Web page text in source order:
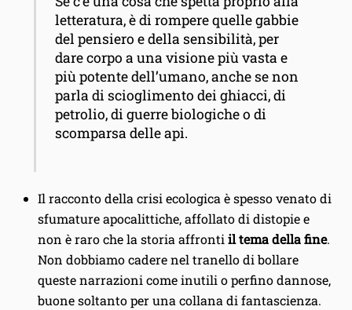
letteratura, è di rompere quelle gabbie
del pensiero e della sensibilità, per
dare corpo a una visione più vasta e
più potente dell’umano, anche se non
parla di scioglimento dei ghiacci, di
petrolio, di guerre biologiche o di
scomparsa delle api.
Il racconto della crisi ecologica è spesso venato di
sfumature apocalittiche, affollato di distopie e
non è raro che la storia affronti il tema della fine.
Non dobbiamo cadere nel tranello di bollare
queste narrazioni come inutili o perfino dannose,
buone soltanto per una collana di fantascienza.